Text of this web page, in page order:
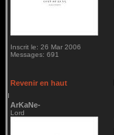
Inscrit le: 26 Mar 2006
Messages: 691
Revenir en haut
ArKaNe-
Lord